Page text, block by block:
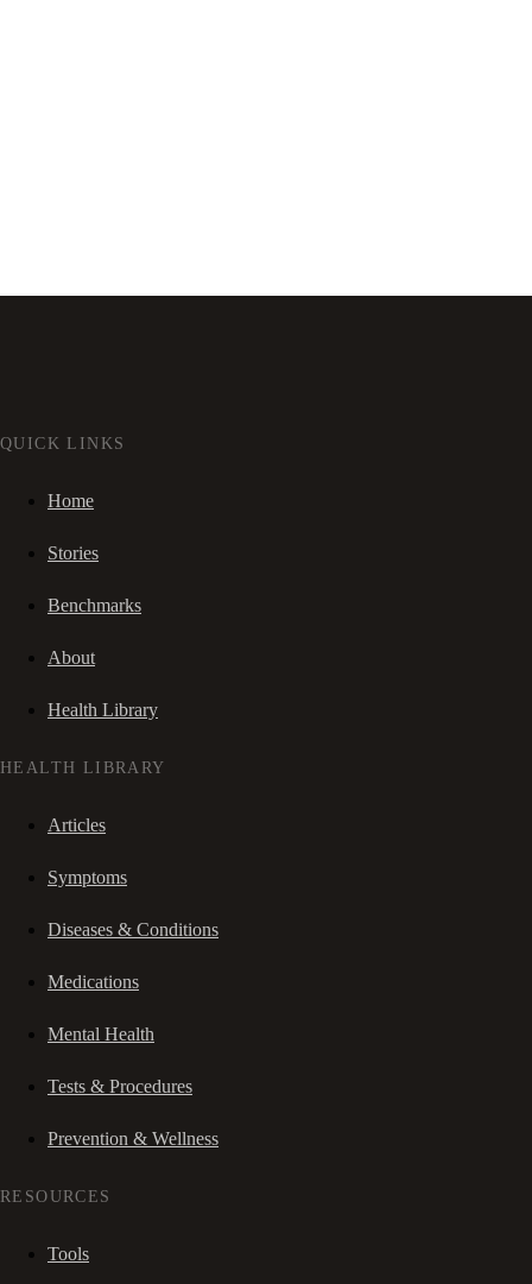
QUICK LINKS
Home
Stories
Benchmarks
About
Health Library
HEALTH LIBRARY
Articles
Symptoms
Diseases & Conditions
Medications
Mental Health
Tests & Procedures
Prevention & Wellness
RESOURCES
Tools